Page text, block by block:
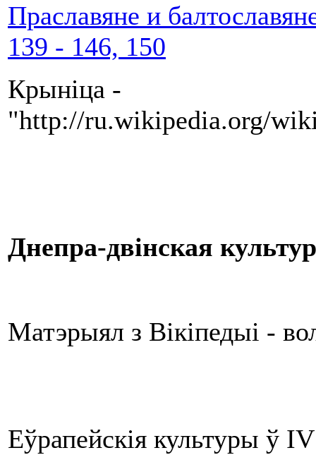
Праславяне и
139 - 146, 150
Крыніца -
"http://ru.wikipedia.org/
Днепра-двінская
Матэрыял з Вікіпедыі -
Еўрапейскія культуры ў